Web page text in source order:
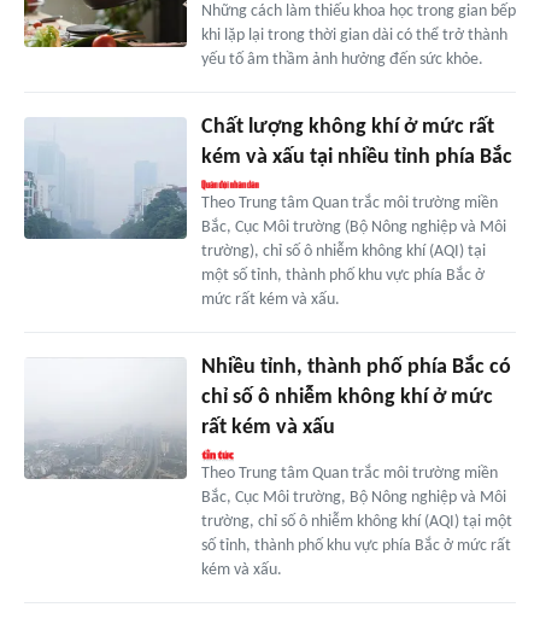
Những cách làm thiếu khoa học trong gian bếp
khi lặp lại trong thời gian dài có thể trở thành
yếu tố âm thầm ảnh hưởng đến sức khỏe.
Chất lượng không khí ở mức rất
kém và xấu tại nhiều tỉnh phía Bắc
Theo Trung tâm Quan trắc môi trường miền
Bắc, Cục Môi trường (Bộ Nông nghiệp và Môi
trường), chỉ số ô nhiễm không khí (AQI) tại
một số tỉnh, thành phố khu vực phía Bắc ở
mức rất kém và xấu.
Nhiều tỉnh, thành phố phía Bắc có
chỉ số ô nhiễm không khí ở mức
rất kém và xấu
Theo Trung tâm Quan trắc môi trường miền
Bắc, Cục Môi trường, Bộ Nông nghiệp và Môi
trường, chỉ số ô nhiễm không khí (AQI) tại một
số tỉnh, thành phố khu vực phía Bắc ở mức rất
kém và xấu.